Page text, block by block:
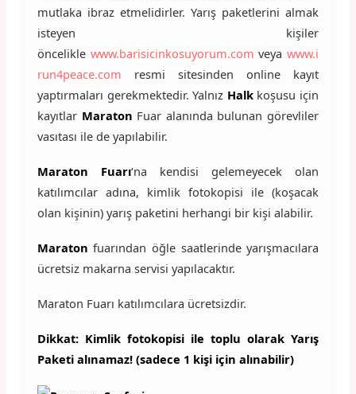
mutlaka ibraz etmelidirler. Yarış paketlerini almak
isteyen kişiler
öncelikle www.barisicinkosuyorum.com veyawww.i
run4peace.com resmi sitesinden online kayıt
yaptırmaları gerekmektedir. Yalnız Halkkoşusu için
kayıtlar Maraton Fuar alanında bulunan görevliler
vasıtası ile de yapılabilir.
Maraton Fuarı‘na kendisi gelemeyecek olan
katılımcılar adına, kimlik fotokopisi ile (koşacak
olan kişinin) yarış paketini herhangi bir kişi alabilir.
Maraton fuarından öğle saatlerinde yarışmacılara
ücretsiz makarna servisi yapılacaktır.
Maraton Fuarı katılımcılara ücretsizdir.
Dikkat: Kimlik fotokopisi ile toplu olarak Yarış
Paketi alınamaz! (sadece 1 kişi için alınabilir)